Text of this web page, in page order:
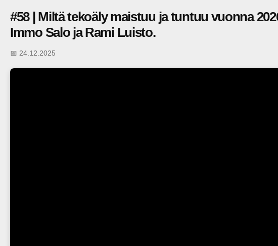
#58 | Miltä tekoäly maistuu ja tuntuu vuonna
Immo Salo ja Rami Luisto.
📅 24.12.2025